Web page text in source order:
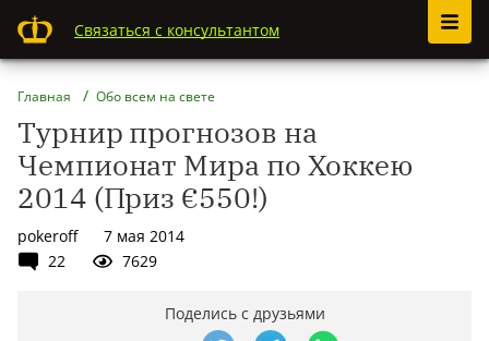
Связаться с консультантом
Главная Обо всем на свете
Турнир прогнозов на
Чемпионат Мира по Хоккею
2014 (Приз €550!)
pokeroff
7 мая 2014
22
7629
Поделись с друзьями